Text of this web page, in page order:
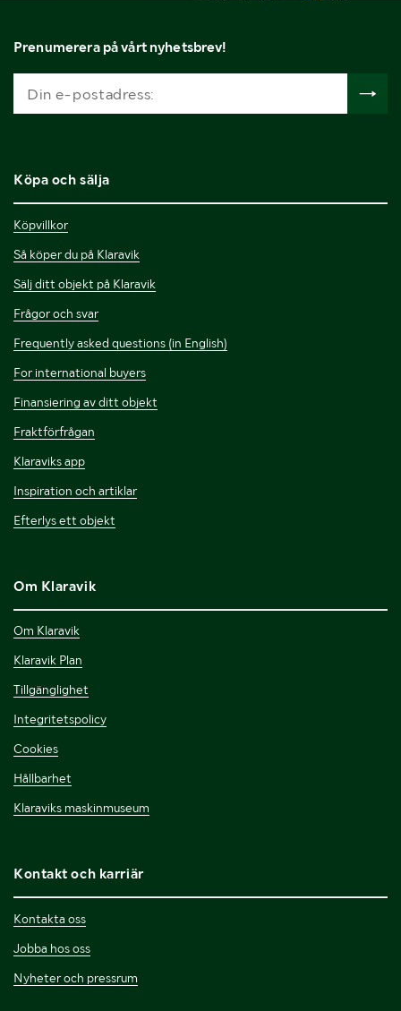
Prenumerera på vårt nyhetsbrev!
Köpa och sälja
Köpvillkor
Så köper du på Klaravik
Sälj ditt objekt på Klaravik
Frågor och svar
Frequently asked questions (in English)
For international buyers
Finansiering av ditt objekt
Fraktförfrågan
Klaraviks app
Inspiration och artiklar
Efterlys ett objekt
Om Klaravik
Om Klaravik
Klaravik Plan
Tillgänglighet
Integritetspolicy
Cookies
Hållbarhet
Klaraviks maskinmuseum
Kontakt och karriär
Kontakta oss
Jobba hos oss
Nyheter och pressrum